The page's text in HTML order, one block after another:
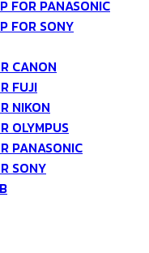
FOR PANASONIC
FOR SONY
CANON
FUJI
NIKON
OLYMPUS
PANASONIC
SONY